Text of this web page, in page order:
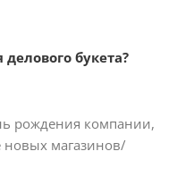
букета?
рождения компании,
новых магазинов/